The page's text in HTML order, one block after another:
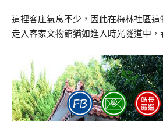
這裡客庄氣息不少，因此在梅林社區
走入客家文物館猶如進入時光隧道中，